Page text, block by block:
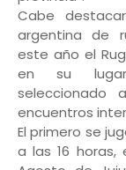
Cabe
argentina de
este año el
en su
seleccionado
encuentros
El primero se
a las 16 horas,